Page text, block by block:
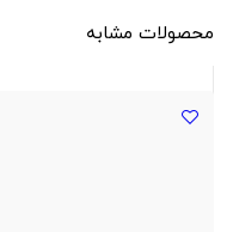
محصولات مشابه